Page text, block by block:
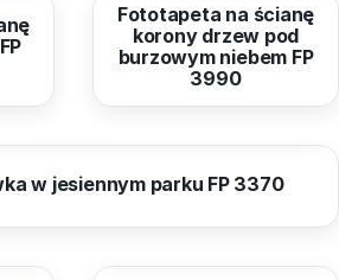
w jesiennym parku FP 3370
Fototapeta na ścianę
korony drzew pod
burzowym niebem FP
3990
od40,96 zł